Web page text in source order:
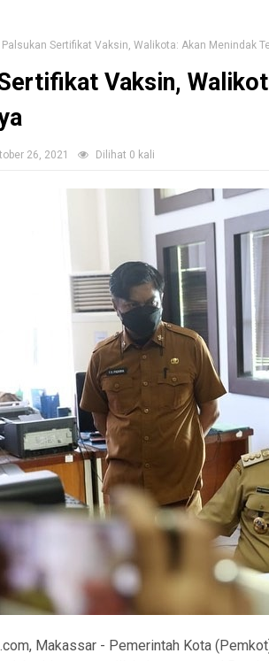
Palsukan Sertifikat Vaksin, Walikota: Akan Menindak
Vaksin,
26, 2021 Dilihat 0 kali
Makassar - Pemerintah Kota